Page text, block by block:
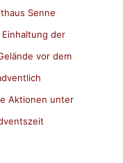
Senne
der
vor dem
Aktionen unter